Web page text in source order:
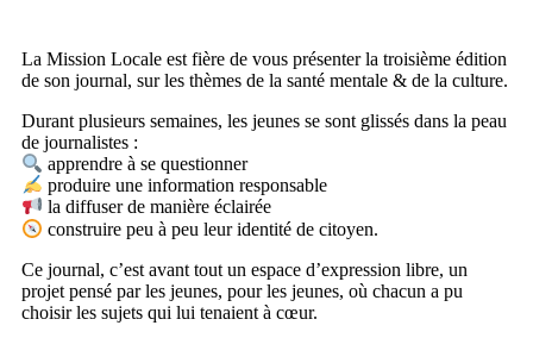
La Mission Locale est fière de vous présenter la troisième édition
de son journal, sur les thèmes de la santé mentale & de la culture.
Durant plusieurs semaines, les jeunes se sont glissés dans la peau
de journalistes :
apprendre à se questionner
produire une information responsable
la diffuser de manière éclairée
construire peu à peu leur identité de citoyen.
Ce journal, c’est avant tout un espace d’expression libre, un
projet pensé par les jeunes, pour les jeunes, où chacun a pu
choisir les sujets qui lui tenaient à cœur.